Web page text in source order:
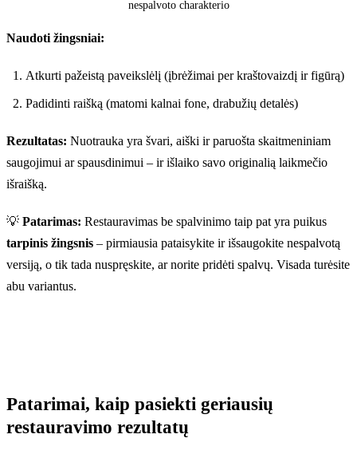
Prieš
nespalvoto charakterio
Naudoti žingsniai:
Atkurti pažeistą paveikslėlį (įbrėžimai per kraštovaizdį ir figūrą)
Padidinti raišką (matomi kalnai fone, drabužių detalės)
Rezultatas: Nuotrauka yra švari, aiški ir paruošta skaitmeniniam
saugojimui ar spausdinimui – ir išlaiko savo originalią laikmečio
išraišką.
💡 Patarimas: Restauravimas be spalvinimo taip pat yra puikus
tarpinis žingsnis – pirmiausia pataisykite ir išsaugokite nespalvotą
versiją, o tik tada nuspręskite, ar norite pridėti spalvų. Visada turėsite
abu variantus.
Patarimai, kaip pasiekti geriausių
restauravimo rezultatų